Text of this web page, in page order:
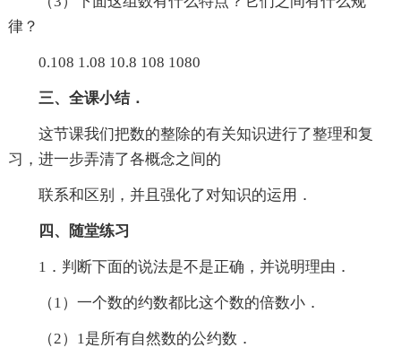
律？
0.108 1.08 10.8 108 1080
三、全课小结．
这节课我们把数的整除的有关知识进行了整理和复
习，进一步弄清了各概念之间的
联系和区别，并且强化了对知识的运用．
四、随堂练习
1．判断下面的说法是不是正确，并说明理由．
（1）一个数的约数都比这个数的倍数小．
（2）1是所有自然数的公约数．